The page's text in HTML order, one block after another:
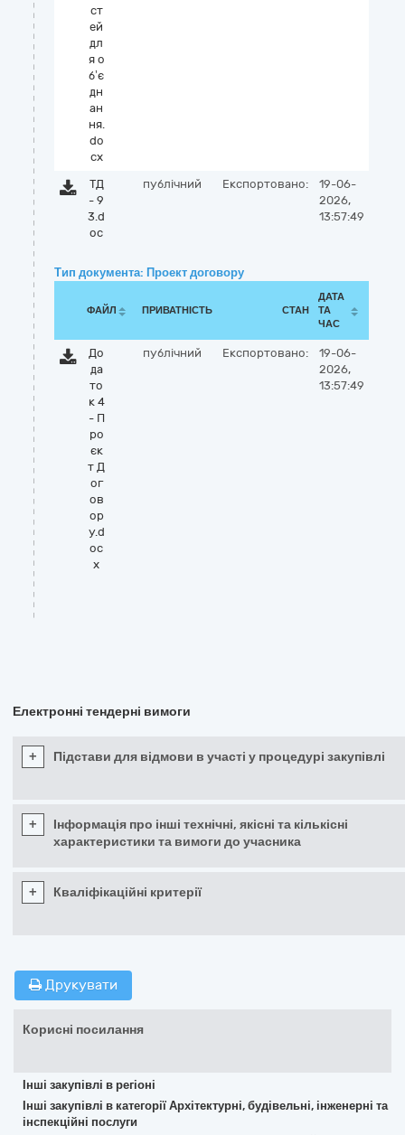
ст
ей
дл
я о
б’є
дн
ан
ня.
do
cx
ТД
- 9
3.d
oc
публічний Експортовано:
19-06-
2026,
13:57:49
Тип документа: Проект договору
ФАЙЛ ПРИВАТНІСТЬ СТАН
ДАТА
ТА
ЧАС
До
да
то
к 4
- П
ро
єк
т Д
ог
ов
ор
у.d
oc
x
публічний Експортовано:
19-06-
2026,
13:57:49
Електронні тендерні вимоги
+ Підстави для відмови в участі у процедурі закупівлі
+
Інформація про інші технічні, якісні та кількісні
характеристики та вимоги до учасника
+ Кваліфікаційні критерії
Друкувати
Корисні посилання
Інші закупівлі в регіоні
Інші закупівлі в категорії Архітектурні, будівельні, інженерні та
інспекційні послуги